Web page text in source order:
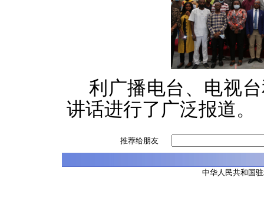
利广播电台、电视
讲话进行了广泛报道。
推荐给朋友
中华人民共和国